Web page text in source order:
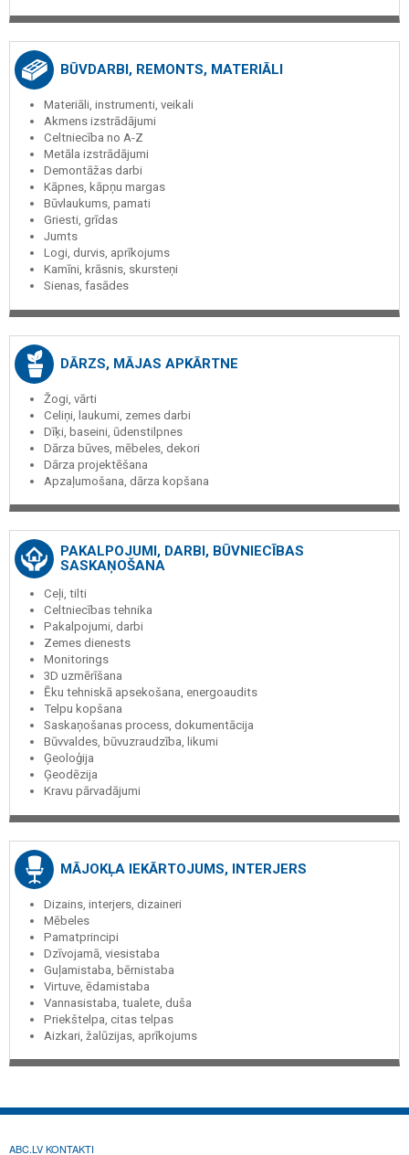
BŪVDARBI, REMONTS, MATERIĀLI
Materiāli, instrumenti, veikali
Akmens izstrādājumi
Celtniecība no A-Z
Metāla izstrādājumi
Demontāžas darbi
Kāpnes, kāpņu margas
Būvlaukums, pamati
Griesti, grīdas
Jumts
Logi, durvis, aprīkojums
Kamīni, krāsnis, skursteņi
Sienas, fasādes
DĀRZS, MĀJAS APKĀRTNE
Žogi, vārti
Celiņi, laukumi, zemes darbi
Dīķi, baseini, ūdenstilpnes
Dārza būves, mēbeles, dekori
Dārza projektēšana
Apzaļumošana, dārza kopšana
PAKALPOJUMI, DARBI, BŪVNIECĪBAS
SASKAŅOŠANA
Ceļi, tilti
Celtniecības tehnika
Pakalpojumi, darbi
Zemes dienests
Monitorings
3D uzmērīšana
Ēku tehniskā apsekošana, energoaudits
Telpu kopšana
Saskaņošanas process, dokumentācija
Būvvaldes, būvuzraudzība, likumi
Ģeoloģija
Ģeodēzija
Kravu pārvadājumi
MĀJOKĻA IEKĀRTOJUMS, INTERJERS
Dizains, interjers, dizaineri
Mēbeles
Pamatprincipi
Dzīvojamā, viesistaba
Guļamistaba, bērnistaba
Virtuve, ēdamistaba
Vannasistaba, tualete, duša
Priekštelpa, citas telpas
Aizkari, žalūzijas, aprīkojums
ABC.LV KONTAKTI